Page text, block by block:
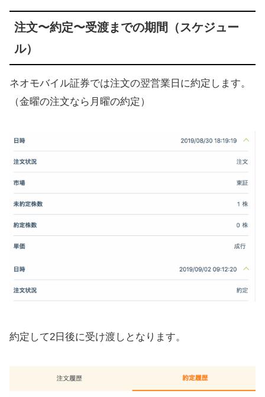
注文〜約定〜受渡までの期間（スケジュー
ル）
ネオモバイル証券では注文の翌営業日に約定します。
（金曜の注文なら月曜の約定）
約定して2日後に受け渡しとなります。